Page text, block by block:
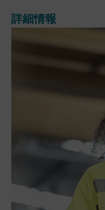
詳細情報